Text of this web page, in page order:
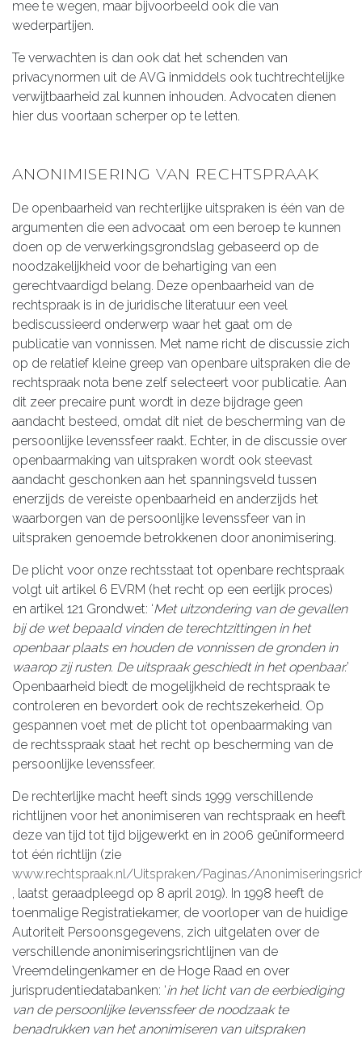
mee te wegen, maar bijvoorbeeld ook die van
wederpartijen.
Te verwachten is dan ook dat het schenden van
privacynormen uit de AVG inmiddels ook tuchtrechtelijke
verwijtbaarheid zal kunnen inhouden. Advocaten dienen
hier dus voortaan scherper op te letten.
ANONIMISERING VAN RECHTSPRAAK
De openbaarheid van rechterlijke uitspraken is één van de
argumenten die een advocaat om een beroep te kunnen
doen op de verwerkingsgrondslag gebaseerd op de
noodzakelijkheid voor de behartiging van een
gerechtvaardigd belang. Deze openbaarheid van de
rechtspraak is in de juridische literatuur een veel
bediscussieerd onderwerp waar het gaat om de
publicatie van vonnissen. Met name richt de discussie zich
op de relatief kleine greep van openbare uitspraken die de
rechtspraak nota bene zelf selecteert voor publicatie. Aan
dit zeer precaire punt wordt in deze bijdrage geen
aandacht besteed, omdat dit niet de bescherming van de
persoonlijke levenssfeer raakt. Echter, in de discussie over
openbaarmaking van uitspraken wordt ook steevast
aandacht geschonken aan het spanningsveld tussen
enerzijds de vereiste openbaarheid en anderzijds het
waarborgen van de persoonlijke levenssfeer van in
uitspraken genoemde betrokkenen door anonimisering.
De plicht voor onze rechtsstaat tot openbare rechtspraak
volgt uit artikel 6 EVRM (het recht op een eerlijk proces)
en artikel 121 Grondwet: ‘Met uitzondering van de gevallen
bij de wet bepaald vinden de terechtzittingen in het
openbaar plaats en houden de vonnissen de gronden in
waarop zij rusten. De uitspraak geschiedt in het openbaar.’
Openbaarheid biedt de mogelijkheid de rechtspraak te
controleren en bevordert ook de rechtszekerheid. Op
gespannen voet met de plicht tot openbaarmaking van
de rechtsspraak staat het recht op bescherming van de
persoonlijke levenssfeer.
De rechterlijke macht heeft sinds 1999 verschillende
richtlijnen voor het anonimiseren van rechtspraak en heeft
deze van tijd tot tijd bijgewerkt en in 2006 geüniformeerd
tot één richtlijn (zie
www.rechtspraak.nl/Uitspraken/Paginas/
, laatst geraadpleegd op 8 april 2019). In 1998 heeft de
toenmalige Registratiekamer, de voorloper van de huidige
Autoriteit Persoonsgegevens, zich uitgelaten over de
verschillende anonimiseringsrichtlijnen van de
Vreemdelingenkamer en de Hoge Raad en over
jurisprudentiedatabanken: ‘in het licht van de eerbiediging
van de persoonlijke levenssfeer de noodzaak te
benadrukken van het anonimiseren van uitspraken